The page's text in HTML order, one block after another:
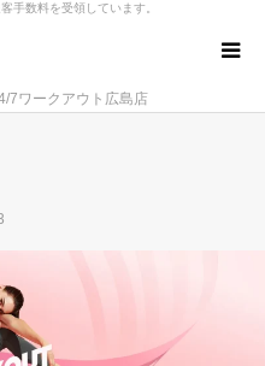
手数料を受領しています。
7ワークアウト広島店